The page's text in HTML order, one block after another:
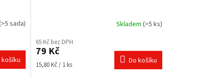
sada)
košíku
produktu
je
5,0
Skladem (>5 ks)
65 Kč bez DPH
79 Kč
Měrná
15,80 Kč / 1 ks Do košíku